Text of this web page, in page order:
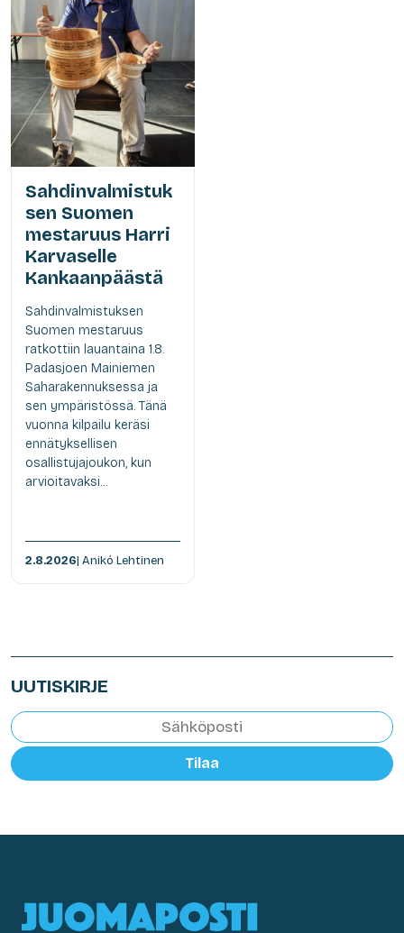
Sahdinvalmistuk
sen Suomen
mestaruus Harri
Karvaselle
Kankaanpäästä
Sahdinvalmistuksen
Suomen mestaruus
ratkottiin lauantaina 1.8.
Padasjoen Mainiemen
Saharakennuksessa ja
sen ympäristössä. Tänä
vuonna kilpailu keräsi
ennätyksellisen
osallistujajoukon, kun
arvioitavaksi...
2.8.2026| Anikó Lehtinen
UUTISKIRJE
Tilaa